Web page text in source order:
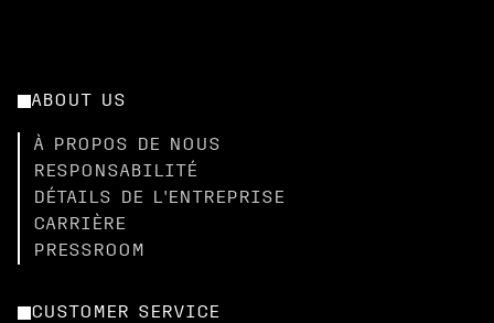
ABOUT US
À PROPOS DE NOUS
RESPONSABILITÉ
DÉTAILS DE L'ENTREPRISE
CARRIÈRE
PRESSROOM
CUSTOMER SERVICE